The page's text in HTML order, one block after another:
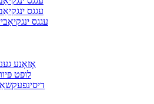
92 עגגס
138 עגגס
אָזאָנע
לופט
דיסינפעקשאַן